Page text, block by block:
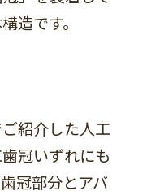
造です。
紹介した人工
冠いずれにも
冠部分とアバ